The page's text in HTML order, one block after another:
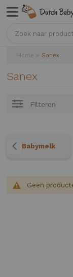
Home Sanex
Sanex
Filteren
Babymelk
Geen